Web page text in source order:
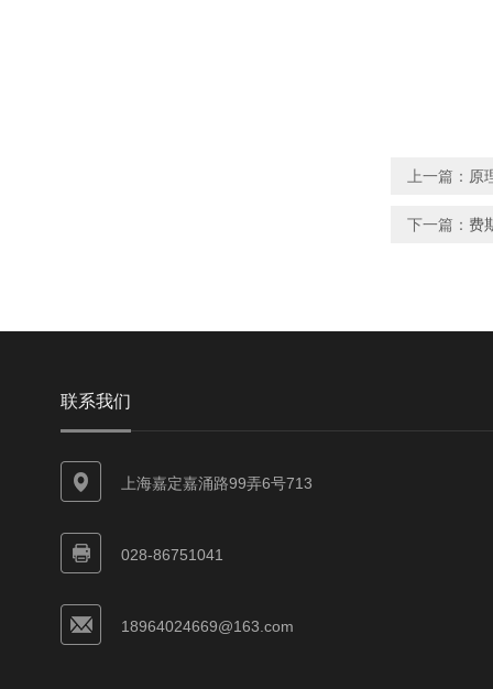
上一篇： 原
下一篇： 费
联系我们
上海嘉定嘉涌路99弄6号713
028-86751041
18964024669@163.com